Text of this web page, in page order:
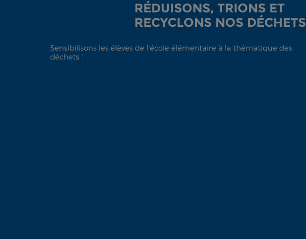
RÉDUISONS, TRIONS ET
RECYCLONS NOS DÉCHETS
Sensibilisons les élèves de l’école élémentaire à la thématique des
déchets !